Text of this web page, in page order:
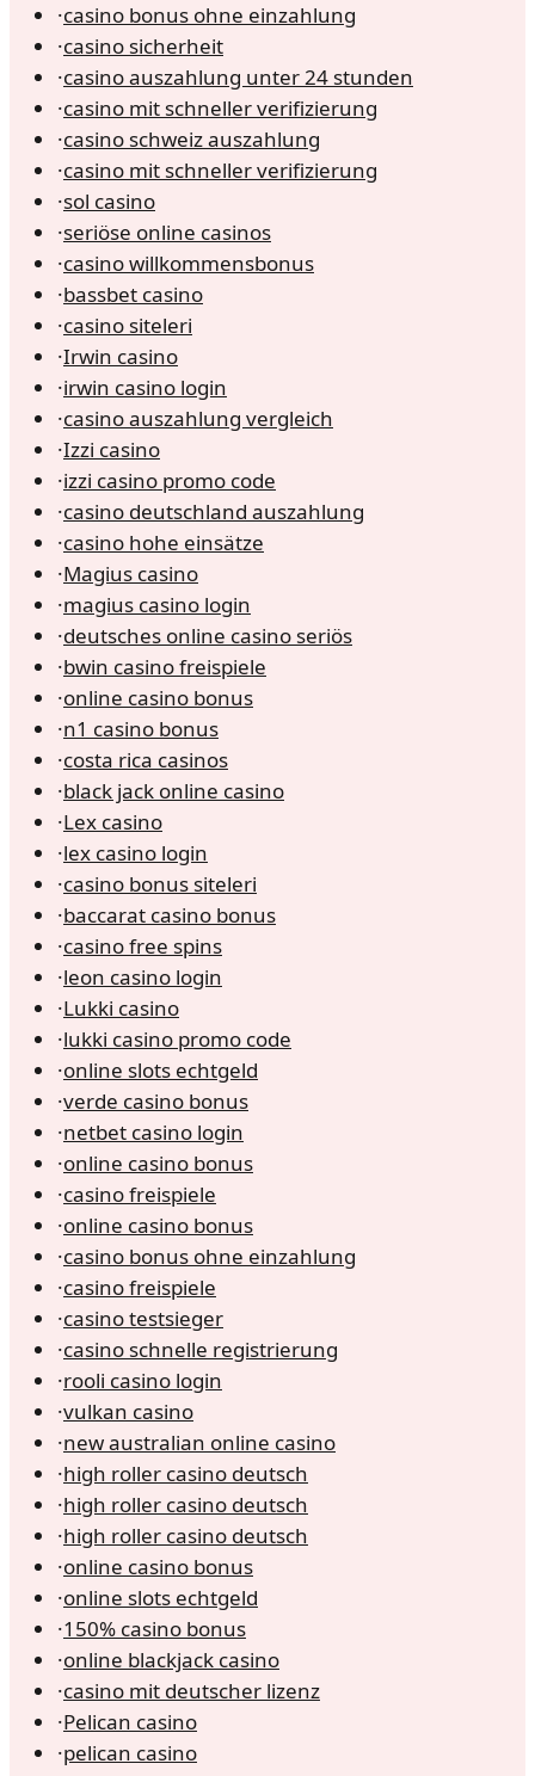
·casino bonus ohne einzahlung
·casino sicherheit
·casino auszahlung unter 24 stunden
·casino mit schneller verifizierung
·casino schweiz auszahlung
·casino mit schneller verifizierung
·sol casino
·seriöse online casinos
·casino willkommensbonus
·bassbet casino
·casino siteleri
·Irwin casino
·irwin casino login
·casino auszahlung vergleich
·Izzi casino
·izzi casino promo code
·casino deutschland auszahlung
·casino hohe einsätze
·Magius casino
·magius casino login
·deutsches online casino seriös
·bwin casino freispiele
·online casino bonus
·n1 casino bonus
·costa rica casinos
·black jack online casino
·Lex casino
·lex casino login
·casino bonus siteleri
·baccarat casino bonus
·casino free spins
·leon casino login
·Lukki casino
·lukki casino promo code
·online slots echtgeld
·verde casino bonus
·netbet casino login
·online casino bonus
·casino freispiele
·online casino bonus
·casino bonus ohne einzahlung
·casino freispiele
·casino testsieger
·casino schnelle registrierung
·rooli casino login
·vulkan casino
·new australian online casino
·high roller casino deutsch
·high roller casino deutsch
·high roller casino deutsch
·online casino bonus
·online slots echtgeld
·150% casino bonus
·online blackjack casino
·casino mit deutscher lizenz
·Pelican casino
·pelican casino